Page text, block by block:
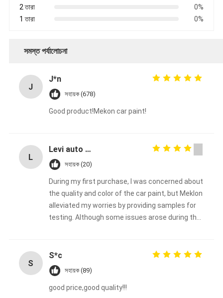
2 তারা
0%
1 তারা
0%
সমস্ত পর্যালোচনা
J
J*n
সহায়ক (678)
Good product!Mekon car paint!
L
Levi auto paint
সহায়ক (20)
During my first purchase, I was concerned about
the quality and color of the car paint, but Meklon
alleviated my worries by providing samples for
testing. Although some issues arose during the
will continue to support them in the long term
S
S*c
সহায়ক (89)
good price,good quality!!!